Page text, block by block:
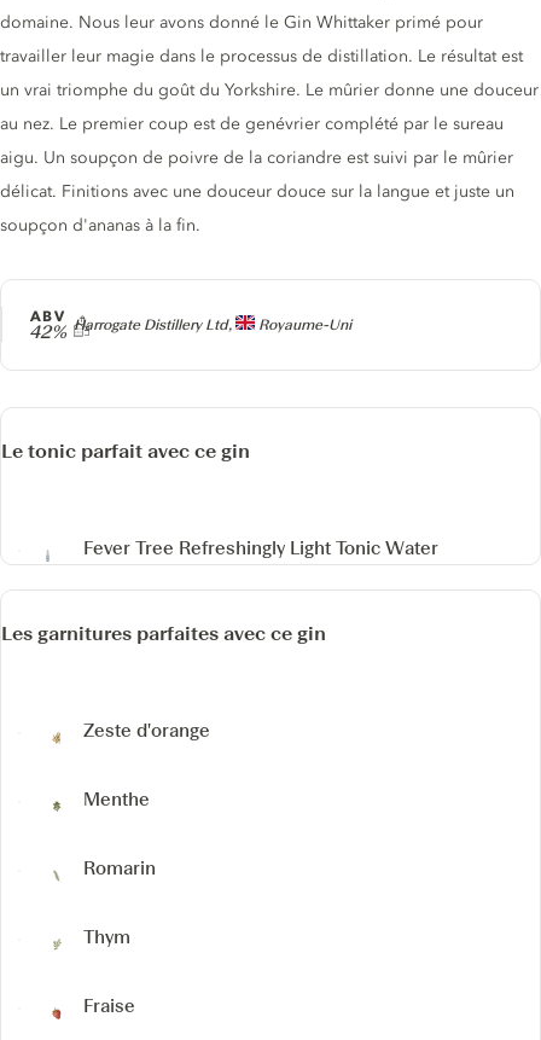
Producteur
Harrogate Distillery Ltd, Royaume-Uni
ABV
42%
domaine. Nous leur avons donné le Gin Whittaker primé pour
travailler leur magie dans le processus de distillation. Le résultat est
un vrai triomphe du goût du Yorkshire. Le mûrier donne une douceur
au nez. Le premier coup est de genévrier complété par le sureau
aigu. Un soupçon de poivre de la coriandre est suivi par le mûrier
délicat. Finitions avec une douceur douce sur la langue et juste un
soupçon d'ananas à la fin.
Le tonic parfait avec ce gin
Fever Tree Refreshingly Light Tonic Water
Les garnitures parfaites avec ce gin
Zeste d'orange
Menthe
Romarin
Thym
Fraise